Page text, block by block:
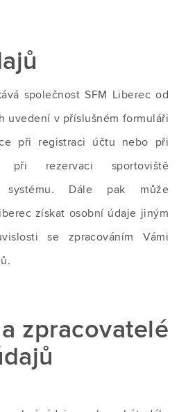
společnost SFM Liberec od
uvedení v příslušném formuláři
při registraci účtu nebo při
při rezervaci sportoviště
systému. Dále pak může
získat osobní údaje jiným
se zpracováním Vámi
zpracovatelé